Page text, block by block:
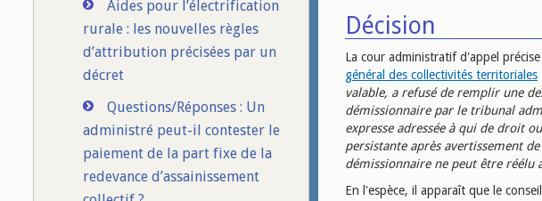
Aides pour l’électrification
rurale : les nouvelles règles
d’attribution précisées par un
décret
Questions/Réponses : Un
administré peut-il contester le
paiement de la part fixe de la
redevance d’assainissement
Décision
La cour administratif d'appel
général des collectivités territoriales
valable, a refusé de remplir une
démissionnaire par le tribunal
expresse adressée à qui de droit
persistante après avertissement
démissionnaire ne peut être réélu
En l'espèce, il apparaît que le